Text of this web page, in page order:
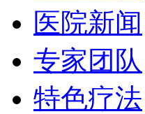
医院新闻
专家团队
特色疗法